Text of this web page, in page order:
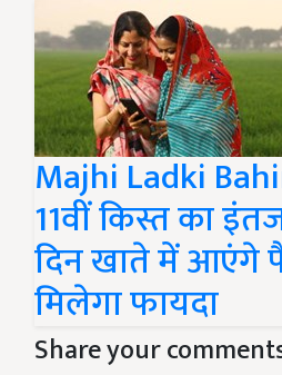
Majhi Ladki
11वीं किस्त का
दिन खाते में आएंगे
मिलेगा फायदा
Share your